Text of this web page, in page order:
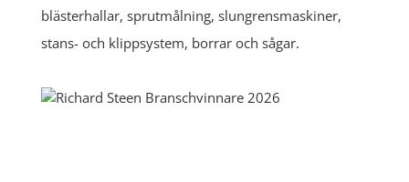
blästerhallar, sprutmålning, slungrensmaskiner,
stans- och klippsystem, borrar och sågar.